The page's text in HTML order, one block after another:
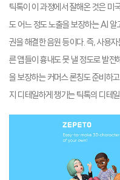
틱톡이 이 과정에서 잘해온 것은 미
도 어느 정도 노출을 보장하는 AI
권을 해결한 음원 등이다. 즉, 사용
른 앱들이 흉내도 못 낼 정도로 발
을 보장하는 커머스 론칭도 준비하
지 디테일하게 챙기는 틱톡의 디테